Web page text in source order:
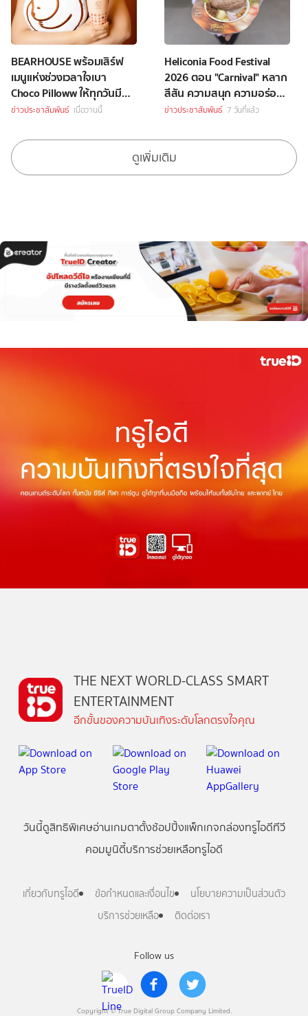
BEARHOUSE พร้อมเสิร์ฟ
เมนูแห่งช่วงเวลาใจเบา
Choco Pilloww ให้ทุกวันมี
“Soft Moment”
ข่าวประชาสัมพันธ์ เมื่อวานนี้
Heliconia Food Festival
2026 ตอน "Carnival" หลาก
สีสัน ความสนุก ความอร่อย
Celebrity Chef กว่า 70 ชีวิต
ข่าวประชาสัมพันธ์ 7 วันที่แล้ว
ดูเพิ่มเติม
Follow us
Copyright © True Digital Group Company Limited.
THE NEXT WORLD-CLASS SMART
ENTERTAINMENT
อีกขั้นของความบันเทิงระดับโลกตรงใจคุณ
วันนี้ดูสิทธิพิเศษอ่านเกมตาตั้งช้อปปิ้งแพ็กเกจกล่องทรูไอดีทีวี
คอมมูนิตี้บริการช่วยเหลือทรูไอดี
เกี่ยวกับทรูไอดี ข้อกำหนดและเงื่อนไข
นโยบายความเป็นส่วนตัว
บริการช่วยเหลือ
ติดต่อเรา